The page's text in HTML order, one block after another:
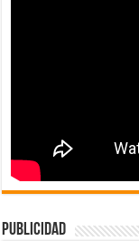
publicidad